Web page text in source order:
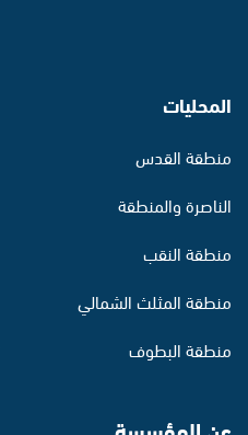
المحليات
منطقة القدس
الناصرة والمنطقة
منطقة النقب
منطقة المثلث الشمالي
منطقة البطوف